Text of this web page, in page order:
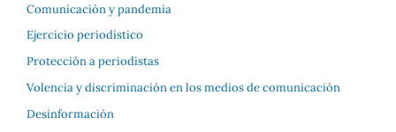
Comunicación y pandemia
Ejercicio periodístico
Protección a periodistas
Volencia y discriminación en los medios de comunicación
Desinformación